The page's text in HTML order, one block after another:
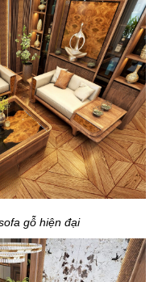
gỗ hiện đại